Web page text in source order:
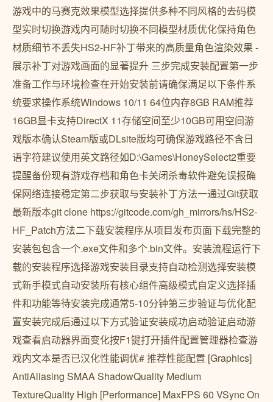
游戏中的马赛克效果模型选择提供多种不同风格的去码模
型实时切换游戏内可随时切换不同模型材质优化保持角色
材质细节不丢失HS2-HF补丁带来的高质量角色渲染效果 -
展示补丁对游戏画面的显著提升️ 三步完成安装配置第一步
准备工作与环境检查在开始安装前请确保满足以下条件系
统要求操作系统Windows 10/11 64位内存8GB RAM推荐
16GB显卡支持DirectX 11存储空间至少10GB可用空间游
戏版本确认Steam版或DLsite版均可确保游戏路径不含日
语字符建议使用英文路径如D:\Games\HoneySelect2重要
提醒备份现有游戏存档和角色卡关闭杀毒软件避免误报确
保网络连接稳定第二步获取与安装补丁方法一通过Git获取
最新版本git clone https://gitcode.com/gh_mirrors/hs/HS2-
HF_Patch方法二下载安装程序从项目发布页面下载完整的
安装包包含一个.exe文件和多个.bin文件。安装流程运行下
载的安装程序选择游戏安装目录支持自动检测选择安装模
式新手模式自动安装所有核心组件高级模式自定义选择插
件和功能等待安装完成通常5-10分钟第三步验证与优化配
置安装完成后通过以下方式验证安装成功启动验证启动游
戏查看启动器界面变化按F1键打开插件配置管理器检查游
戏内文本是否已汉化性能调优# 推荐性能配置 [Graphics]
AntiAliasing SMAA ShadowQuality Medium
TextureQuality High [Performance] MaxFPS 60 VSync On